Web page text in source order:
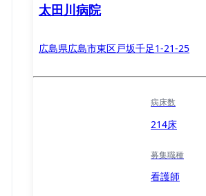
太田川病院
広島県広島市東区戸坂千足1-21-25
病床数
214床
募集職種
看護師